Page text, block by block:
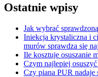
Ostatnie wpisy
Jak wybrać
Iniekcja krystaliczna i
murów sprawdza się
Ile kosztuje osuszanie
Czym najlepiej
Czy piana PUR nadaje